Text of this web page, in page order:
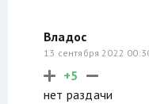
Владос
13 сентября 2022
+5
нет раздачи